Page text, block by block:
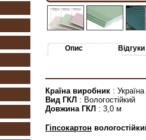
Опис Відгуки
Країна виробник : Україна
Вид ГКЛ : Вологостійкий
Довжина ГКЛ : 3,0 м
Гіпсокартон